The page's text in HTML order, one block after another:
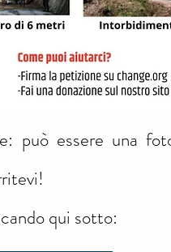
può essere una
qui sotto: